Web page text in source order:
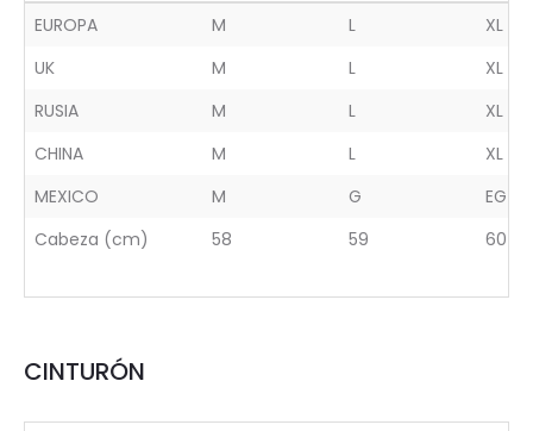
EUROPA
M L
XL
UK
M L
XL
RUSIA
M L
XL
CHINA
M L
XL
MEXICO
M G
EG
Cabeza (cm)
58 59 60
CINTURÓN